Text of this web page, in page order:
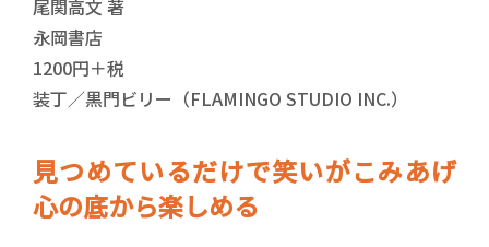
尾関高文 著
永岡書店
1200円＋税
装丁／黒門ビリー（FLAMINGO STUDIO INC.）
見つめているだけで笑いがこみあげ
心の底から楽しめる